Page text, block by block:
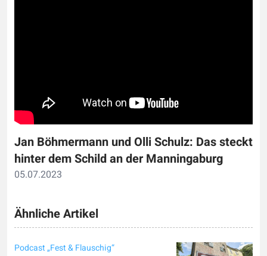
Jan Böhmermann und Olli Schulz: Das steckt
hinter dem Schild an der Manningaburg
05.07.2023
Ähnliche Artikel
Podcast „Fest & Flauschig“